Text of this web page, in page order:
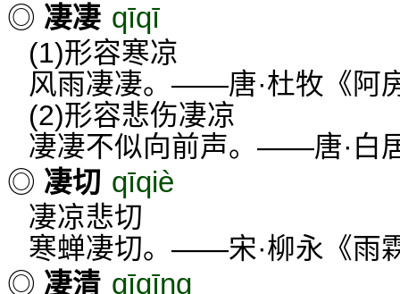
◎ 凄凄 qīqī
(1)形容寒凉
风雨凄凄。——唐·杜牧《阿
(2)形容悲伤凄凉
凄凄不似向前声。——唐·白
◎ 凄切 qīqiè
凄凉悲切
寒蝉凄切。——宋·柳永《雨
◎ 凄清 qīqīng